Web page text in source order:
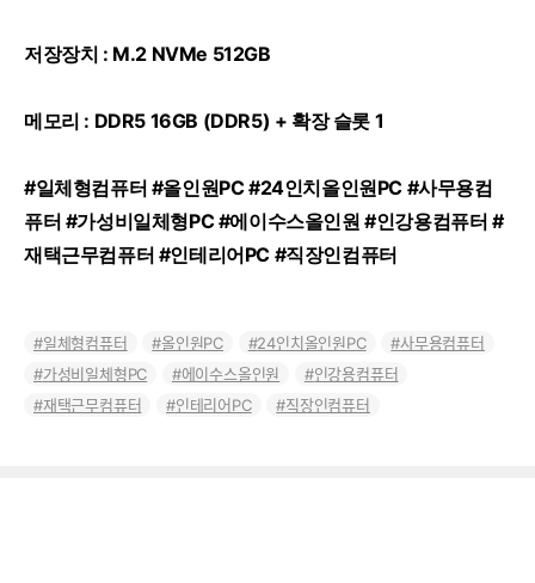
저장장치 : M.2 NVMe 512GB
메모리 : DDR5 16GB (DDR5) + 확장 슬롯 1
#일체형컴퓨터 #올인원PC #24인치올인원PC #사무용컴
퓨터 #가성비일체형PC #에이수스올인원 #인강용컴퓨터 #
재택근무컴퓨터 #인테리어PC #직장인컴퓨터
일체형컴퓨터 올인원PC 24인치올인원PC
사무용컴퓨터
가성비일체형PC
에이수스올인원
인강용컴퓨터
재택근무컴퓨터
인테리어PC 직장인컴퓨터